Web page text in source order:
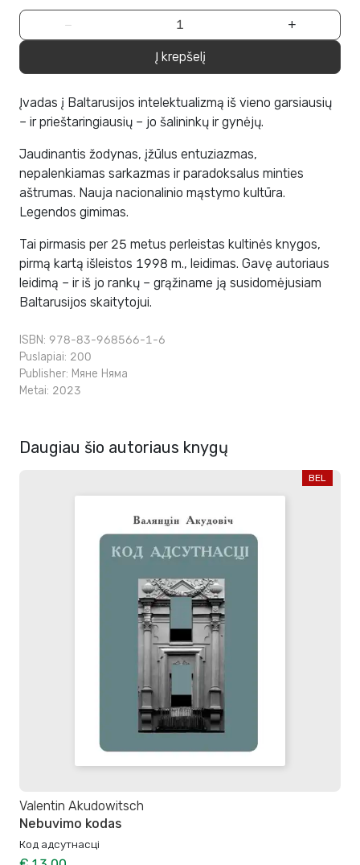
− +
Į krepšelį
Įvadas į Baltarusijos intelektualizmą iš vieno garsiausių
– ir prieštaringiausių – jo šalininkų ir gynėjų.
Jaudinantis žodynas, įžūlus entuziazmas,
nepalenkiamas sarkazmas ir paradoksalus minties
aštrumas. Nauja nacionalinio mąstymo kultūra.
Legendos gimimas.
Tai pirmasis per 25 metus perleistas kultinės knygos,
pirmą kartą išleistos 1998 m., leidimas. Gavę autoriaus
leidimą – ir iš jo rankų – grąžiname ją susidomėjusiam
Baltarusijos skaitytojui.
ISBN: 978-83-968566-1-6
Puslapiai: 200
Publisher: Мяне Няма
Metai: 2023
Daugiau šio autoriaus knygų
BEL
Valentin Akudowitsch
Nebuvimo kodas
Код адсутнасці